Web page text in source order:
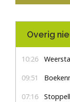
Overig
10:26
09:51
07:16